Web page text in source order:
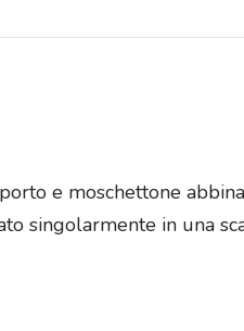
e moschettone
singolarmente in una